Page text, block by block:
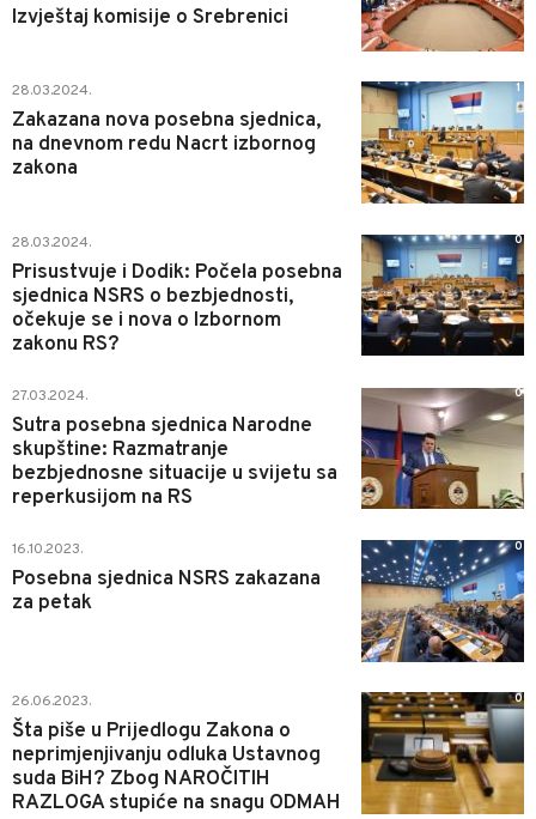
Izvještaj komisije o Srebrenici
28.03.2024.
Zakazana nova posebna sjednica,
na dnevnom redu Nacrt izbornog
zakona
1
28.03.2024.
Prisustvuje i Dodik: Počela posebna
sjednica NSRS o bezbjednosti,
očekuje se i nova o Izbornom
zakonu RS?
0
27.03.2024.
Sutra posebna sjednica Narodne
skupštine: Razmatranje
bezbjednosne situacije u svijetu sa
reperkusijom na RS
0
16.10.2023.
Posebna sjednica NSRS zakazana
za petak
0
26.06.2023.
Šta piše u Prijedlogu Zakona o
neprimjenjivanju odluka Ustavnog
suda BiH? Zbog NAROČITIH
RAZLOGA stupiće na snagu ODMAH
0